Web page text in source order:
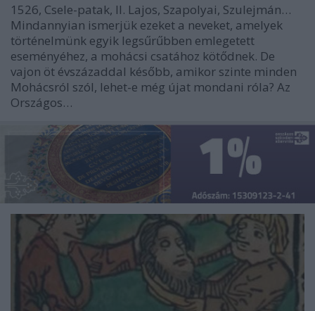
1526, Csele-patak, II. Lajos, Szapolyai, Szulejmán…
Mindannyian ismerjük ezeket a neveket, amelyek
történelmünk egyik legsűrűbben emlegetett
eseményéhez, a mohácsi csatához kötődnek. De
vajon öt évszázaddal később, amikor szinte minden
Mohácsról szól, lehet-e még újat mondani róla? Az
Országos…